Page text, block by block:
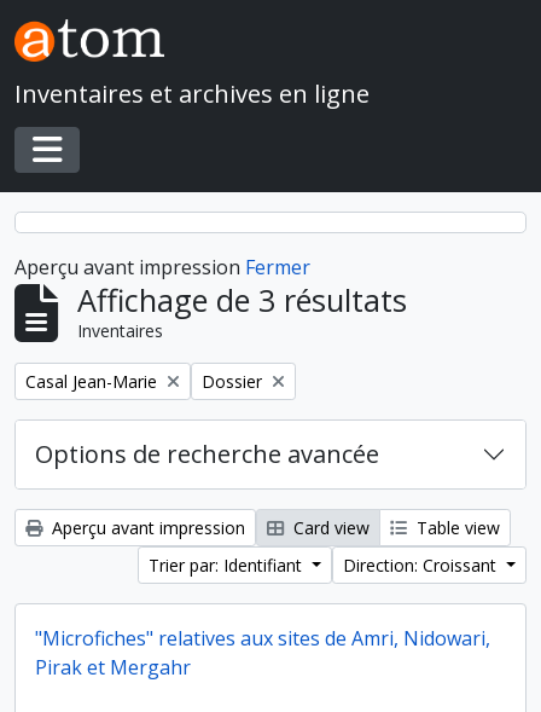
Skip to main content
Inventaires et archives en ligne
Toggle navigation
Aperçu avant impression Fermer
Affichage de 3 résultats
Inventaires
Remove filter:
Casal Jean-Marie Remove filter:
Dossier
Options de recherche avancée
Aperçu avant impression Card view
Table view
Trier par: Identifiant
Direction: Croissant
"Microfiches" relatives aux sites de Amri, Nidowari,
Pirak et Mergahr